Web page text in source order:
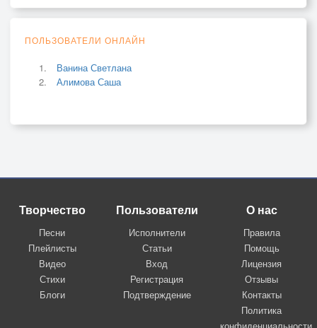
ПОЛЬЗОВАТЕЛИ ОНЛАЙН
Ванина Светлана
Алимова Саша
Творчество
Песни
Плейлисты
Видео
Стихи
Блоги
Пользователи
Исполнители
Статьи
Вход
Регистрация
Подтверждение
О нас
Правила
Помощь
Лицензия
Отзывы
Контакты
Политика